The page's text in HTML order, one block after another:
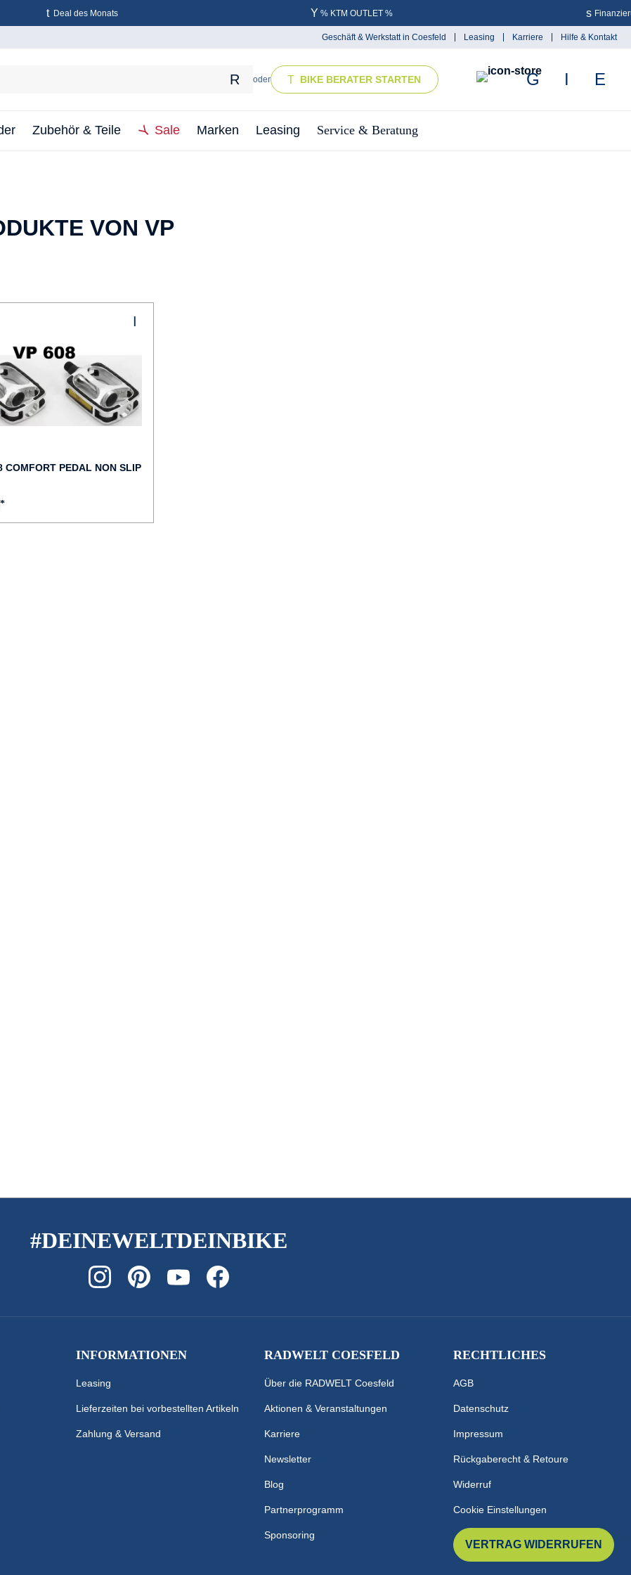
Deal des Monats % KTM OUTLET %
Geschäft & Werkstatt in Coesfeld Leasing Karriere Hilfe & Kontakt
oder BIKE BERATER STARTEN
Zubehör & Teile Sale Marken Leasing Service & Beratung
VON VP
COMFORT PEDAL NON SLIP
#DEINEWELTDEINBIKE
INFORMATIONEN
Leasing
Lieferzeiten bei vorbestellten Artikeln
Zahlung & Versand
RADWELT COESFELD
Über die RADWELT Coesfeld
Aktionen & Veranstaltungen
Karriere
Newsletter
Blog
Partnerprogramm
Sponsoring
RECHTLICHES
AGB
Datenschutz
Impressum
Rückgaberecht & Retoure
Widerruf
Cookie Einstellungen
VERTRAG WIDERRUFEN